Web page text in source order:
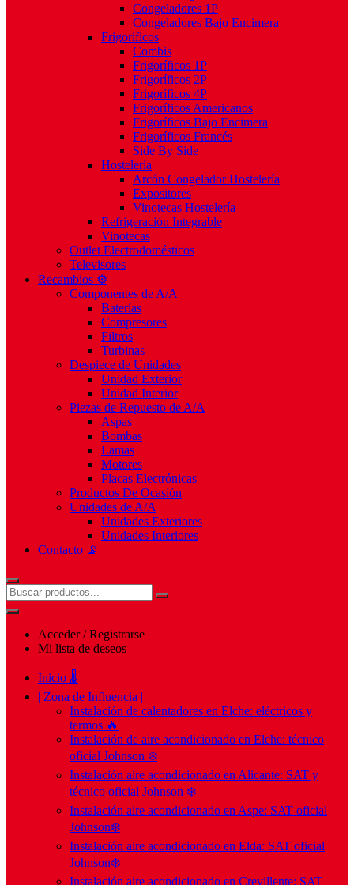
Congeladores 1P
Congeladores Bajo Encimera
Frigoríficos
Combis
Frigoríficos 1P
Frigoríficos 2P
Frigoríficos 4P
Frigoríficos Americanos
Frigoríficos Bajo Encimera
Frigoríficos Francés
Side By Side
Hostelería
Arcón Congelador Hostelería
Expositores
Vinotecas Hostelería
Refrigeración Integrable
Vinotecas
Outlet Electrodomésticos
Televisores
Recambios ⚙️
Componentes de A/A
Baterías
Compresores
Filtros
Turbinas
Despiece de Unidades
Unidad Exterior
Unidad Interior
Piezas de Repuesto de A/A
Aspas
Bombas
Lamas
Motores
Placas Electrónicas
Productos De Ocasión
Unidades de A/A
Unidades Exteriores
Unidades Interiores
Contacto 📡
Acceder / Registrarse
Mi lista de deseos
Inicio 🌡️
| Zona de Influencia |
Instalación de calentadores en Elche: eléctricos y
termos 🔥
Instalación de aire acondicionado en Elche: técnico
oficial Johnson ❄️
Instalación aire acondicionado en Alicante: SAT y
técnico oficial Johnson ❄️
Instalación aire acondicionado en Aspe: SAT oficial
Johnson❄️
Instalación aire acondicionado en Elda: SAT oficial
Johnson❄️
Instalación aire acondicionado en Crevillente: SAT